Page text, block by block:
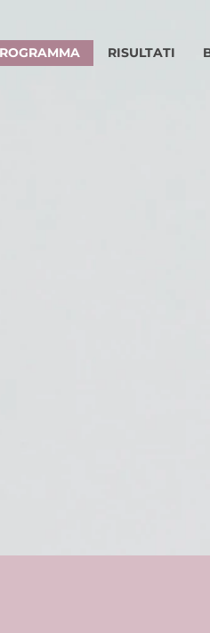
RISULTATI